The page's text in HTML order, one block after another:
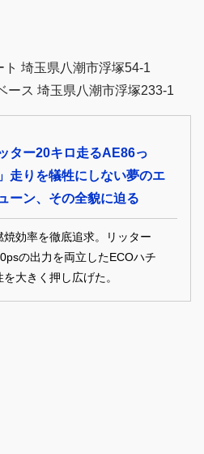
ト 埼玉県八潮市浮塚54-1
ース 埼玉県八潮市浮塚233-1
ッター20キロ走るAE86っ
走りを犠牲にしない夢のエ
ーン、その全貌に迫る
効率を徹底追求。リッター
の出力を両立したECOハチ
大きく押し広げた。